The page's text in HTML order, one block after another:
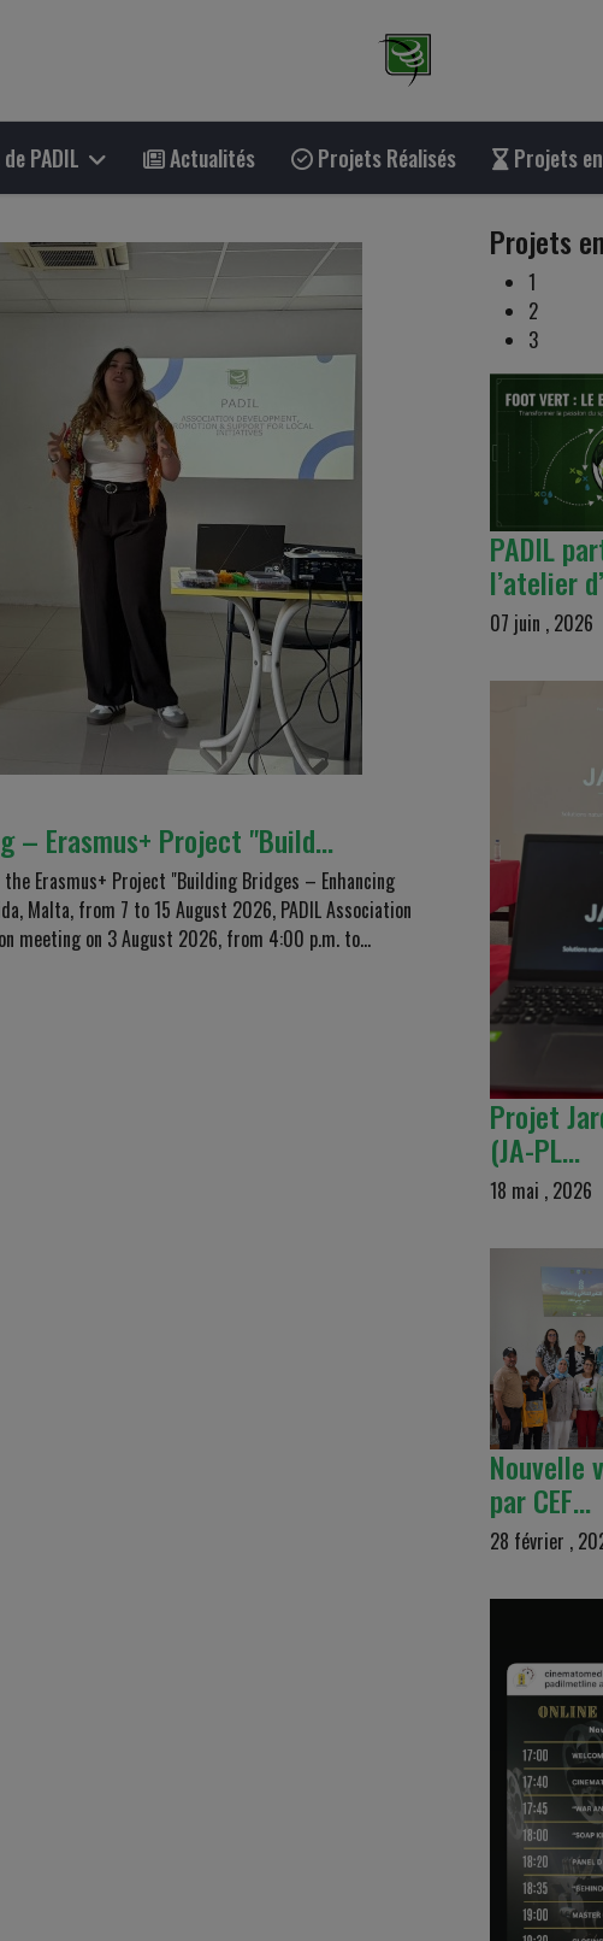
PADIL Actualités Projets Réalisés Projets
– Erasmus+ Project "Build…
Erasmus+ Project "Building Bridges – Enhancing
Malta, from 7 to 15 August 2026, PADIL Association
meeting on 3 August 2026, from 4:00 p.m. to...
Projets
1
2
3
PADIL
l’atelier
07 juin , 2026
Projet
(JA-PL…
18 mai , 2026
Nouvelle
par CEF…
28 février ,